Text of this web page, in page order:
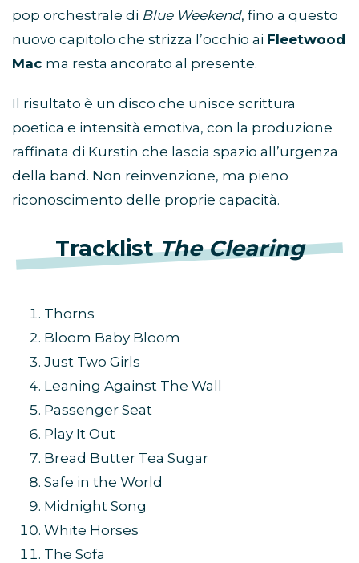
pop orchestrale di Blue Weekend, fino a questo
nuovo capitolo che strizza l’occhio ai Fleetwood
Mac ma resta ancorato al presente.
Il risultato è un disco che unisce scrittura
poetica e intensità emotiva, con la produzione
raffinata di Kurstin che lascia spazio all’urgenza
della band. Non reinvenzione, ma pieno
riconoscimento delle proprie capacità.
TracklistThe Clearing
Thorns
Bloom Baby Bloom
Just Two Girls
Leaning Against The Wall
Passenger Seat
Play It Out
Bread Butter Tea Sugar
Safe in the World
Midnight Song
White Horses
The Sofa